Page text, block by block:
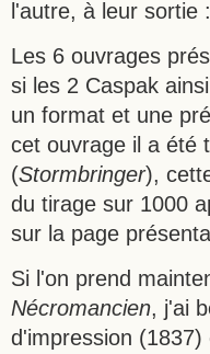
l'autre, à leur sortie :
Les 6 ouvrages
si les 2 Caspak
un format et une
cet ouvrage il a été
(Stormbringer),
du tirage sur 1000
sur la page
Si l'on prend
Nécromancien, j'ai
d'impression